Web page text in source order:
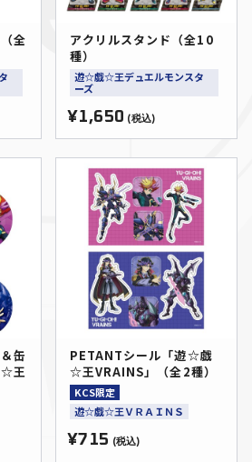
全
アクリルスタンド（全10
種）
遊☆戯☆王デュエルモンスタ
ーズ
¥1,650 (税込)
缶
☆王
PETANTシール「遊☆戯
☆王VRAINS」（全2種）
KCS限定
遊☆戯☆王ＶＲＡＩＮＳ
¥715 (税込)